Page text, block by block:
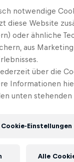
Live-Events,
notwendige
diese Website
oder ähnliche
aus
über die
Informationen
unten
Cookie-Einstellungen
Alle